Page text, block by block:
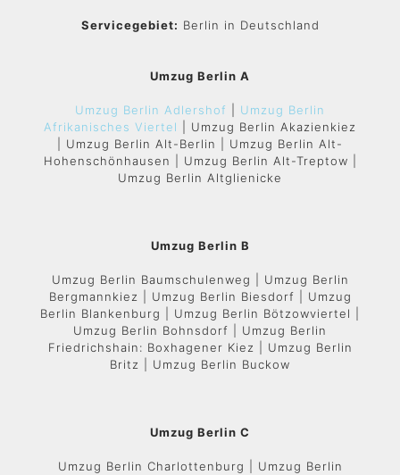
Servicegebiet: Berlin in Deutschland
Umzug Berlin A
Umzug Berlin Adlershof
Umzug Berlin
Afrikanisches Viertel
| Umzug Berlin Akazienkiez
| Umzug Berlin Alt-Berlin | Umzug Berlin Alt-
Hohenschönhausen | Umzug Berlin Alt-Treptow |
Umzug Berlin Altglienicke
Umzug Berlin B
Umzug Berlin Baumschulenweg | Umzug Berlin
Bergmannkiez | Umzug Berlin Biesdorf | Umzug
Berlin Blankenburg | Umzug Berlin Bötzowviertel |
Umzug Berlin Bohnsdorf | Umzug Berlin
Friedrichshain: Boxhagener Kiez | Umzug Berlin
Britz | Umzug Berlin Buckow
Umzug Berlin C
Umzug Berlin Charlottenburg | Umzug Berlin